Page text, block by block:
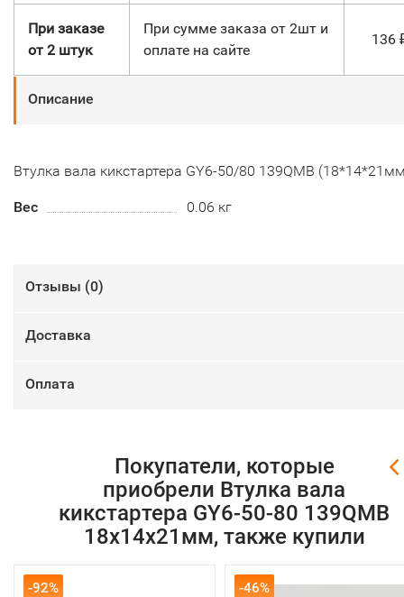
При заказе
от 2 штук
При сумме заказа от 2шт и
оплате на сайте
136
Описание
Втулка вала кикстартера GY6-50/80 139QMB
Вес 0.06 кг
Отзывы (0)
Доставка
Оплата
Покупатели, которые
приобрели Втулка вала
кикстартера GY6-50-80 139QMB
18х14х21мм, также купили
-92% -46%